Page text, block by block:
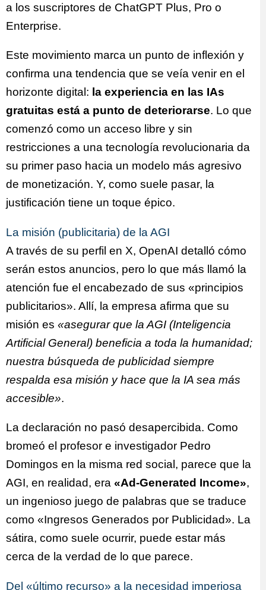
a los suscriptores de ChatGPT Plus, Pro o
Enterprise.
Este movimiento marca un punto de inflexión y
confirma una tendencia que se veía venir en el
horizonte digital: la experiencia en las IAs
gratuitas está a punto de deteriorarse. Lo que
comenzó como un acceso libre y sin
restricciones a una tecnología revolucionaria da
su primer paso hacia un modelo más agresivo
de monetización. Y, como suele pasar, la
justificación tiene un toque épico.
La misión (publicitaria) de la AGI
A través de su perfil en X, OpenAI detalló cómo
serán estos anuncios, pero lo que más llamó la
atención fue el encabezado de sus «principios
publicitarios». Allí, la empresa afirma que su
misión es «asegurar que la AGI (Inteligencia
Artificial General) beneficia a toda la humanidad;
nuestra búsqueda de publicidad siempre
respalda esa misión y hace que la IA sea más
accesible».
La declaración no pasó desapercibida. Como
bromeó el profesor e investigador Pedro
Domingos en la misma red social, parece que la
AGI, en realidad, era «Ad-Generated Income»,
un ingenioso juego de palabras que se traduce
como «Ingresos Generados por Publicidad». La
sátira, como suele ocurrir, puede estar más
cerca de la verdad de lo que parece.
Del «último recurso» a la necesidad imperiosa